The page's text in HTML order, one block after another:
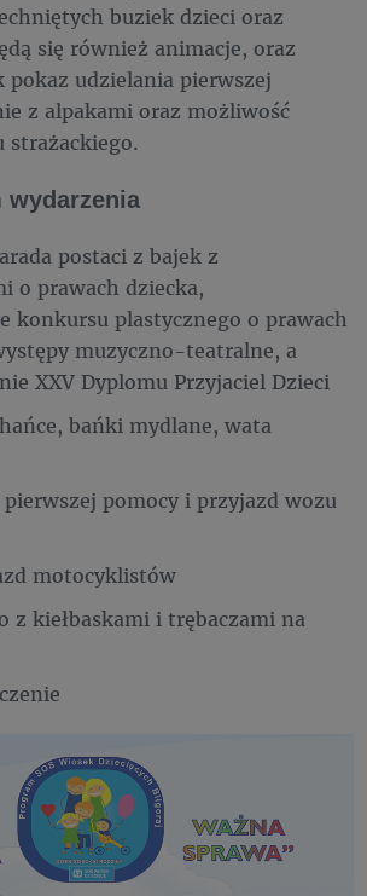
buziek dzieci oraz
się również animacje, oraz
pokaz udzielania pierwszej
z alpakami oraz możliwość
strażackiego.
wydarzenia
postaci z bajek z
o prawach dziecka,
konkursu plastycznego o prawach
muzyczno-teatralne, a
XXV Dyplomu Przyjaciel Dzieci
bańki mydlane, wata
pomocy i przyjazd wozu
motocyklistów
z kiełbaskami i trębaczami na